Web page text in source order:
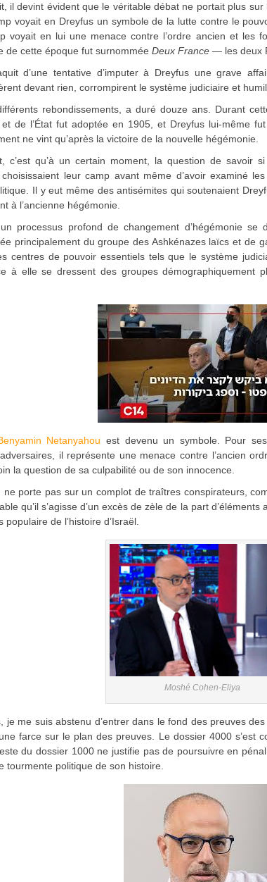
il devint évident que le véritable débat ne portait plus
voyait en Dreyfus un symbole de la lutte contre le
voyait en lui une menace contre l’ordre ancien et les
de cette époque fut surnommée Deux France — les deux
d’une tentative d’imputer à Dreyfus une grave
devant rien, corrompirent le système judiciaire et
rebondissements, a duré douze ans. Durant
et de l’État fut adoptée en 1905, et Dreyfus lui-même
ne vint qu’après la victoire de la nouvelle hégémonie.
c’est qu’à un certain moment, la question de savoir
leur camp avant même d’avoir examiné
Il y eut même des antisémites qui soutenaient
à l’ancienne hégémonie.
processus profond de changement d’hégémonie se
principalement du groupe des Ashkénazes laïcs et de
centres de pouvoir essentiels tels que le système
à elle se dressent des groupes démographiquement
Netanyahou est devenu un symbole. Pour
il représente une menace contre l’ancien
la question de sa culpabilité ou de son innocence.
porte pas sur un complot de traîtres conspirateurs,
qu’il s’agisse d’un excès de zèle de la part
de l’histoire d’Israël.
Moshé Cohen-Eliya
je me suis abstenu d’entrer dans le fond des preuves
farce sur le plan des preuves. Le dossier 4000 s’est
du dossier 1000 ne justifie pas de poursuivre en
tourmente politique de son histoire.